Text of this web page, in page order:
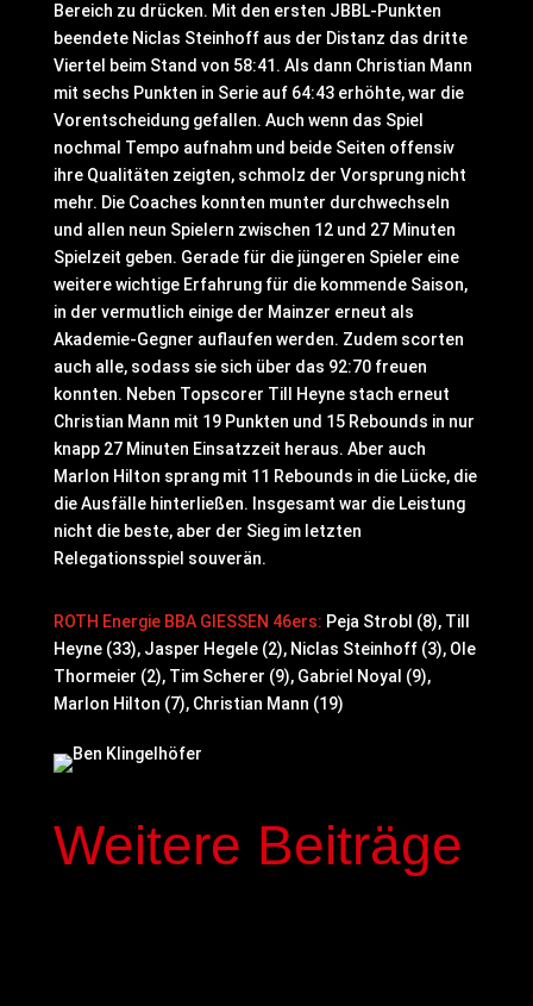
Bereich zu drücken. Mit den ersten JBBL-Punkten
beendete Niclas Steinhoff aus der Distanz das dritte
Viertel beim Stand von 58:41. Als dann Christian Mann
mit sechs Punkten in Serie auf 64:43 erhöhte, war die
Vorentscheidung gefallen. Auch wenn das Spiel
nochmal Tempo aufnahm und beide Seiten offensiv
ihre Qualitäten zeigten, schmolz der Vorsprung nicht
mehr. Die Coaches konnten munter durchwechseln
und allen neun Spielern zwischen 12 und 27 Minuten
Spielzeit geben. Gerade für die jüngeren Spieler eine
weitere wichtige Erfahrung für die kommende Saison,
in der vermutlich einige der Mainzer erneut als
Akademie-Gegner auflaufen werden. Zudem scorten
auch alle, sodass sie sich über das 92:70 freuen
konnten. Neben Topscorer Till Heyne stach erneut
Christian Mann mit 19 Punkten und 15 Rebounds in nur
knapp 27 Minuten Einsatzzeit heraus. Aber auch
Marlon Hilton sprang mit 11 Rebounds in die Lücke, die
die Ausfälle hinterließen. Insgesamt war die Leistung
nicht die beste, aber der Sieg im letzten
Relegationsspiel souverän.
ROTH Energie BBA GIESSEN 46ers: Peja Strobl (8), Till
Heyne (33), Jasper Hegele (2), Niclas Steinhoff (3), Ole
Thormeier (2), Tim Scherer (9), Gabriel Noyal (9),
Marlon Hilton (7), Christian Mann (19)
Weitere Beiträge